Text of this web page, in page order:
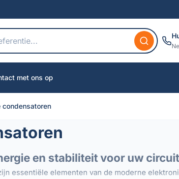
met ons op
condensatoren
en stabiliteit voor uw
essentiële elementen van de moderne